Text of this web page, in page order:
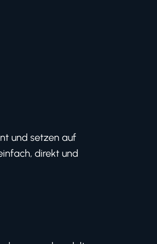
und setzen auf
direkt und